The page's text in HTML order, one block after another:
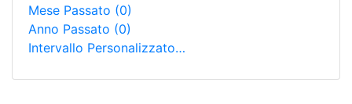
Mese Passato (0)
Anno Passato (0)
Intervallo Personalizzato…